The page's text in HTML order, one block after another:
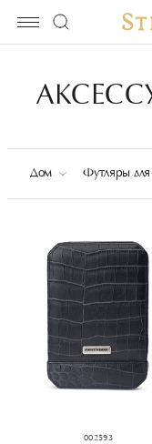
Дом Футляры
002593